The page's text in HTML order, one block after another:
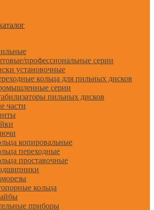
профессиональные серии
установочные
кольца для пильных дисков
серии
пильных дисков
части
копировальные
переходные
проставочные
кольца
приборы